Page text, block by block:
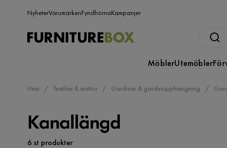
NyheterVarumärkenFyndhörnaKampanjer
MöblerUtemöbler
Hem Textilier & mattor Gardiner & gardinupphängning
Kanallängd
6 st produkter